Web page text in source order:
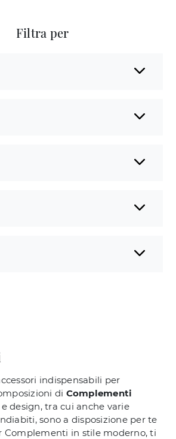
Filtra per
indispensabili per
di Complementi
design, tra cui anche varie
sono a disposizione per te
Complementi in stile moderno, ti